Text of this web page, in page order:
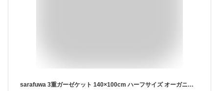
sarafuwa 3重ガーゼケット 140×100cm ハーフサイズ オーガニックコットン100％ 日本製 ウォッシャブル ブランケット 無地 キナリ パールグレー ベージュ 北欧 おしゃれ あす着対応